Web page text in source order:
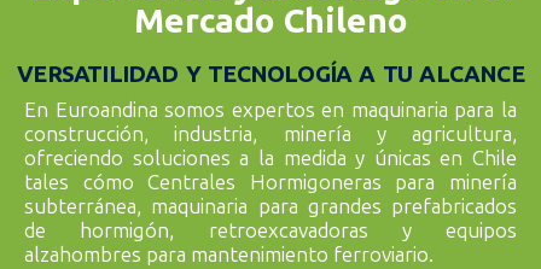
Centrales de
Hormigón Eficientes
Especialistas en maquinaria para la producción de hormigón,
FRUMECAR proporciona centrales innovadoras que optimizan el
proceso, garantizando durabilidad y eficiencia en cada proyecto.
CONOCER MÁS
Mercado Chileno
VERSATILIDAD Y TECNOLOGÍA A TU ALCANCE
En Euroandina somos expertos en maquinaria para la
construcción, industria, minería y agricultura,
ofreciendo soluciones a la medida y únicas en Chile
tales cómo Centrales Hormigoneras para minería
subterránea, maquinaria para grandes prefabricados
de hormigón, retroexcavadoras y equipos
alzahombres para mantenimiento ferroviario.